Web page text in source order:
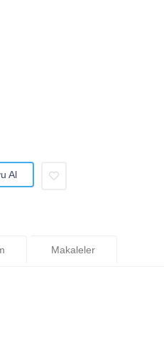
Al
Makaleler